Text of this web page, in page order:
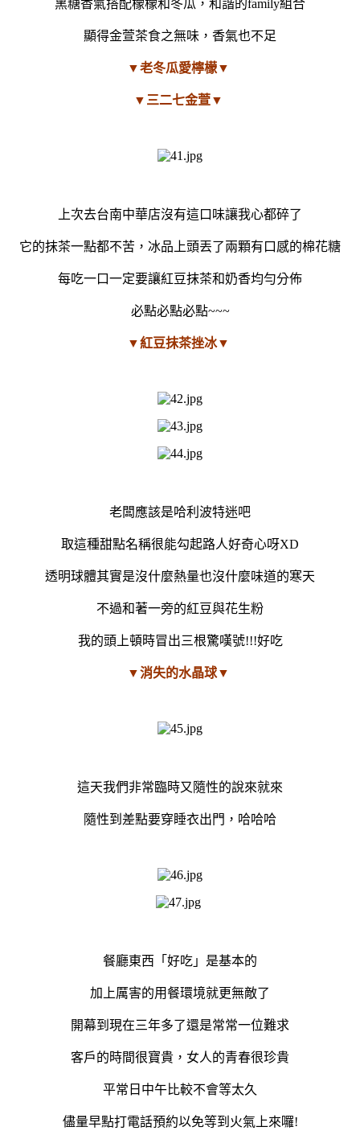
黑糖香氣搭配檬檬和冬瓜，和諧的family組合
顯得金萱茶食之無味，香氣也不足
▼老冬瓜愛檸檬▼
▼三二七金萱▼
上次去台南中華店沒有這口味讓我心都碎了
它的抹茶一點都不苦，冰品上頭丟了兩顆有口感的棉花糖
每吃一口一定要讓紅豆抹茶和奶香均勻分佈
必點必點必點~~~
▼紅豆抹茶挫冰▼
老闆應該是哈利波特迷吧
取這種甜點名稱很能勾起路人好奇心呀XD
透明球體其實是沒什麼熱量也沒什麼味道的寒天
不過和著一旁的紅豆與花生粉
我的頭上頓時冒出三根驚嘆號!!!好吃
▼消失的水晶球▼
這天我們非常臨時又隨性的說來就來
隨性到差點要穿睡衣出門，哈哈哈
餐廳東西「好吃」是基本的
加上厲害的用餐環境就更無敵了
開幕到現在三年多了還是常常一位難求
客戶的時間很寶貴，女人的青春很珍貴
平常日中午比較不會等太久
儘量早點打電話預約以免等到火氣上來囉!